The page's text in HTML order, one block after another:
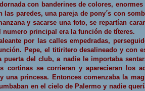
con banderines de colores, enormes
paredes, una pareja de pony´s con
y sacarse una foto, se repartían
principal era la función de títeres.
por las calles empedradas,
Pepe, el titiritero desalineado y con
puerta del club, a nadie le importaba
cortinas se corrieran y aparecieran los
princesa. Entonces comenzaba la
en el cielo de Palermo y nadie